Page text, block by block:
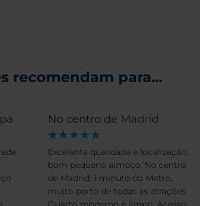
recomendam para...
No centro de Madrid
Excelente qualidade e localização,
bom pequeno almoço. No centro
de Madrid, 1 minuto do Metro,
muito perto de todas as atrações.